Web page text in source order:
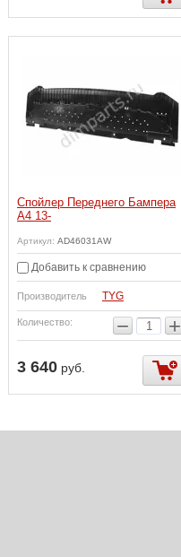
Спойлер Переднего Бампера
A4 13-
Артикул: AD46031AW
Добавить к сравнению
Производитель TYG
Количество: − +
3 640 руб.